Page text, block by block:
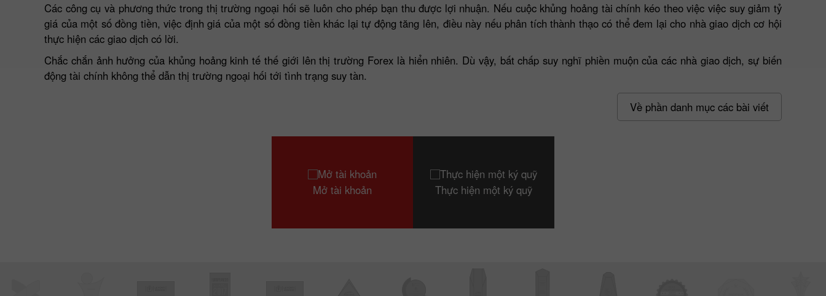
Các công cụ và phương thức trong thị trường ngoại hối sẽ luôn cho phép bạn thu được lợi nhuận. Nếu cuộc khủng hoảng tài chính kéo theo việc việc suy giảm tỷ
giá của một số đồng tiền, việc định giá của một số đồng tiền khác lại tự động tăng lên, điều này nếu phân tích thành thạo có thể đem lại cho nhà giao dịch cơ hội
thực hiện các giao dịch có lời.
Chắc chắn ảnh hưởng của khủng hoảng kinh tế thế giới lên thị trường Forex là hiển nhiên. Dù vậy, bất chấp suy nghĩ phiền muộn của các nhà giao dịch, sự biến
động tài chính không thể dẫn thị trường ngoại hối tới tình trạng suy tàn.
Về phần danh mục các bài viết
Mở tài khoản Thực hiện một ký quỹ